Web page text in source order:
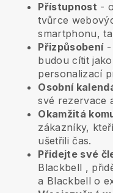
Přístupnost -
tvůrce
smartphonu,
Přizpůsobení-
budou cítit
personalizací
Osobní
své rezervace
Okamžitá
zákazníky,
ušetřili čas.
Přidejte své
Blackbell ,
a Blackbell o